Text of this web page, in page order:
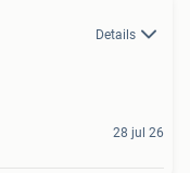
Details
28 jul 26